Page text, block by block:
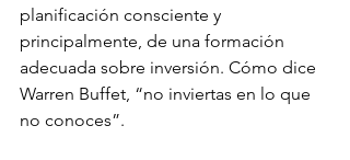
planificación consciente y
principalmente, de una formación
adecuada sobre inversión. Cómo dice
Warren Buffet, “no inviertas en lo que
no conoces”.